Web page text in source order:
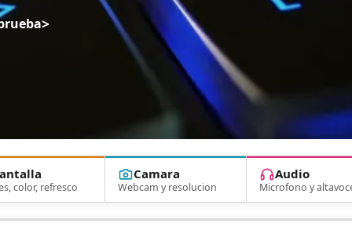
>
color, refresco
Camara
Webcam y resolucion
Audio
Microfono y